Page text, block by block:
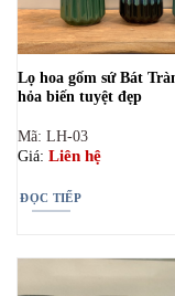
Lọ hoa gốm sứ Bát
hỏa biến tuyệt đẹp
Mã: LH-03
Giá: Liên hệ
ĐỌC TIẾP